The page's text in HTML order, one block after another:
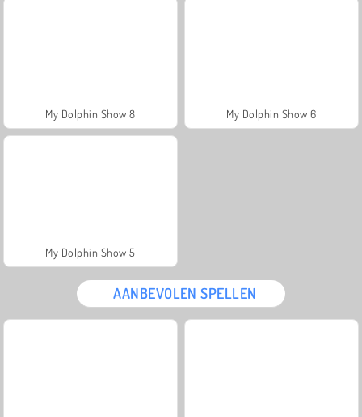
My Dolphin Show 8 My Dolphin Show 6
My Dolphin Show 5
AANBEVOLEN SPELLEN